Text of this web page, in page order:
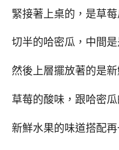
緊接著上桌的，是草
切半的哈密瓜，中間是
然後上層擺放著的是
草莓的酸味，跟哈密瓜
新鮮水果的味道搭配再